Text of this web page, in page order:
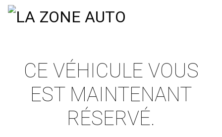
CE VÉHICULE VOUS
EST MAINTENANT
RÉSERVÉ.